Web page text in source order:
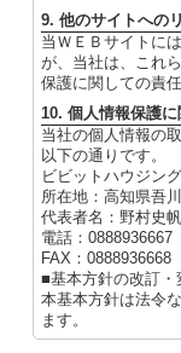
9. 他のサイトへの
当ＷＥＢサイトに
が、当社は、これ
保護に関しての責
10. 個人情報保護
当社の個人情報の
以下の通りです。
ビビットハウジング
所在地：高知県吾
代表者名：野村史帆
電話：0888936667
FAX：0888936668
■基本方針の改訂・
本基本方針は法令
ます。